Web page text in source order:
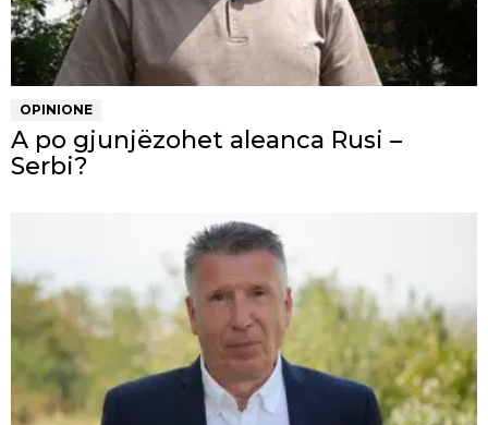
OPINIONE
A po gjunjëzohet aleanca Rusi –
Serbi?